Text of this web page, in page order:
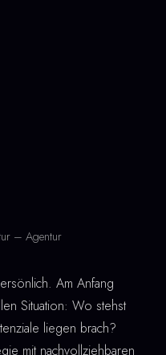
– Agentur
Am Anfang
Situation: Wo stehst
liegen brach?
mit nachvollziehbaren